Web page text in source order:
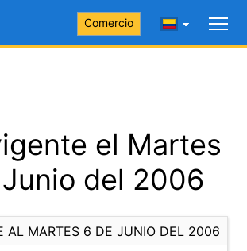
Comercio
el Martes
del 2006
AL MARTES 6 DE JUNIO DEL 2006